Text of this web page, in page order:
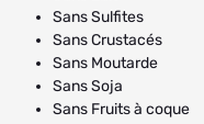
Sans Sulfites
Sans Crustacés
Sans Moutarde
Sans Soja
Sans Fruits à coque